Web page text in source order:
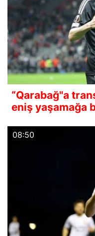
“Qarabağ"a
eniş yaşamağa
08:50